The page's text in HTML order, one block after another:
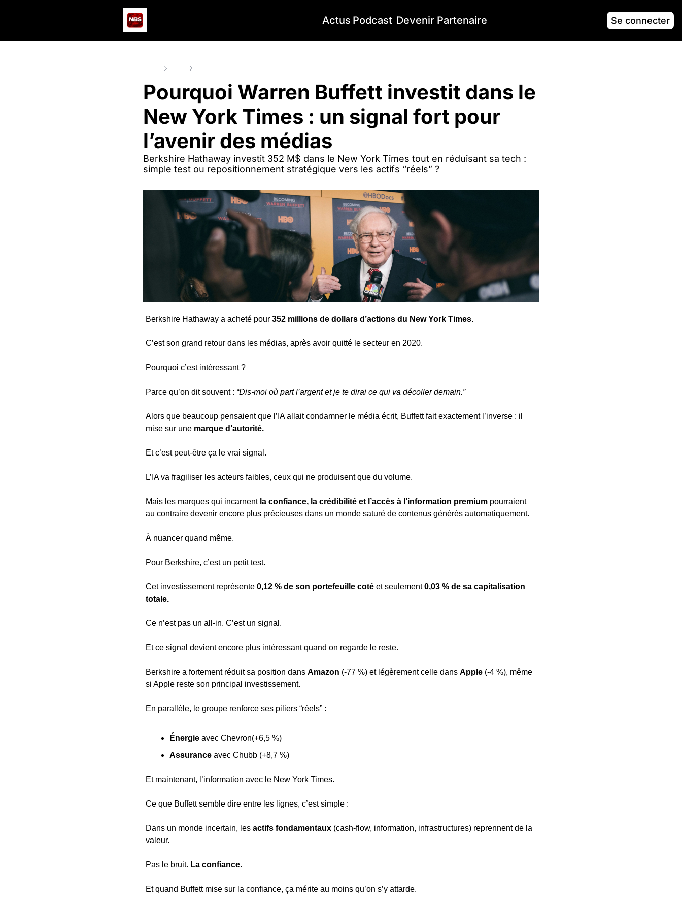
Actus Podcast Devenir Partenaire Se connecter
Pourquoi Warren Buffett investit dans le
New York Times : un signal fort pour
l’avenir des médias
Berkshire Hathaway investit 352 M$ dans le New York Times tout en réduisant sa tech :
simple test ou repositionnement stratégique vers les actifs “réels” ?
Berkshire Hathaway a acheté pour 352 millions de dollars d’actions du New York Times.
C’est son grand retour dans les médias, après avoir quitté le secteur en 2020.
Pourquoi c’est intéressant ?
Parce qu’on dit souvent : “Dis-moi où part l’argent et je te dirai ce qui va décoller demain.”
Alors que beaucoup pensaient que l’IA allait condamner le média écrit, Buffett fait exactement l’inverse : il
mise sur une marque d’autorité.
Et c’est peut-être ça le vrai signal.
L’IA va fragiliser les acteurs faibles, ceux qui ne produisent que du volume.
Mais les marques qui incarnent la confiance, la crédibilité et l’accès à l’information premium pourraient
au contraire devenir encore plus précieuses dans un monde saturé de contenus générés automatiquement.
À nuancer quand même.
Pour Berkshire, c’est un petit test.
Cet investissement représente 0,12 % de son portefeuille coté et seulement 0,03 % de sa capitalisation
totale.
Ce n’est pas un all-in. C’est un signal.
Et ce signal devient encore plus intéressant quand on regarde le reste.
Berkshire a fortement réduit sa position dans Amazon (-77 %) et légèrement celle dans Apple (-4 %), même
si Apple reste son principal investissement.
En parallèle, le groupe renforce ses piliers “réels” :
Énergie avec Chevron(+6,5 %)
Assurance avec Chubb (+8,7 %)
Et maintenant, l’information avec le New York Times.
Ce que Buffett semble dire entre les lignes, c’est simple :
Dans un monde incertain, les actifs fondamentaux (cash-flow, information, infrastructures) reprennent de la
valeur.
Pas le bruit. La confiance.
Et quand Buffett mise sur la confiance, ça mérite au moins qu’on s’y attarde.